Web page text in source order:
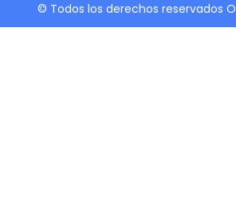
© Todos los derechos reservados